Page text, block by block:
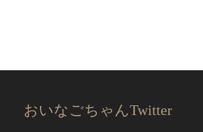
おいなごちゃんTwitter